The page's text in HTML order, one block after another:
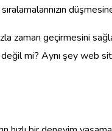
zaman geçirmesini
mi? Aynı şey web